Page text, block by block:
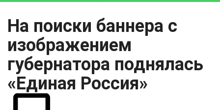
На поиски баннера с
изображением
губернатора поднялась
«Единая Россия»